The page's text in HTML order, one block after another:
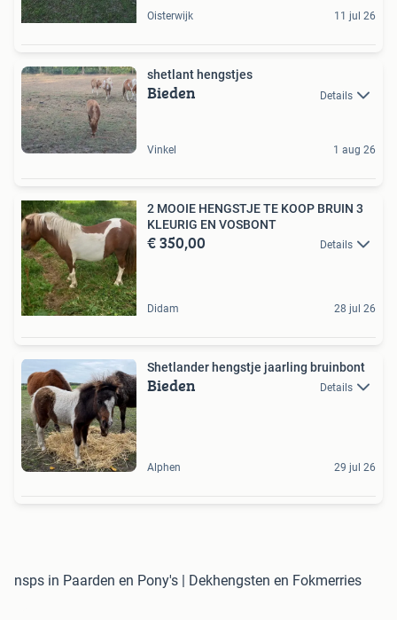
Oisterwijk 11 jul 26
shetlant hengstjes
Bieden Details
Vinkel 1 aug 26
2 MOOIE HENGSTJE TE KOOP BRUIN 3
KLEURIG EN VOSBONT
€ 350,00 Details
Didam 28 jul 26
Shetlander hengstje jaarling bruinbont
Bieden Details
Alphen 29 jul 26
nsps in Paarden en Pony's | Dekhengsten en Fokmerries